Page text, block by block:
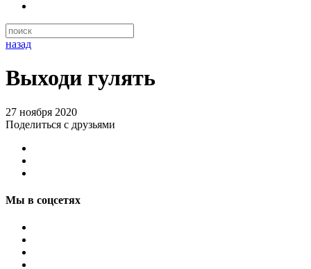
назад
Выходи гулять
27 ноября 2020
Поделиться с друзьями
Мы в соцсетях